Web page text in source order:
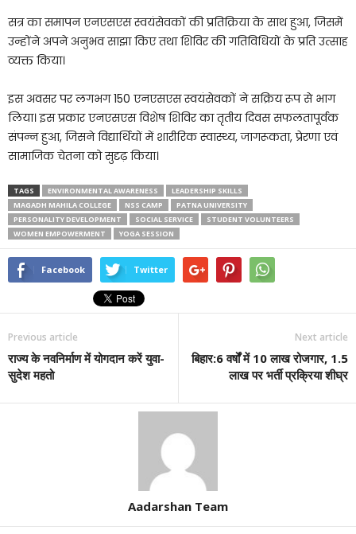
सत्र का समापन एनएसएस स्वयंसेवकों की प्रतिक्रिया के साथ हुआ, जिसमें
उन्होंने अपने अनुभव साझा किए तथा शिविर की गतिविधियों के प्रति उत्साह
व्यक्त किया।
इस अवसर पर लगभग 150 एनएसएस स्वयंसेवकों ने सक्रिय रूप से भाग
लिया। इस प्रकार एनएसएस विशेष शिविर का तृतीय दिवस सफलतापूर्वक
संपन्न हुआ, जिसने विद्यार्थियों में शारीरिक स्वास्थ्य, जागरूकता, प्रेरणा एवं
सामाजिक चेतना को सुदृढ़ किया।
TAGS ENVIRONMENTAL AWARENESS
LEADERSHIP SKILLS
MAGADH MAHILA COLLEGE
NSS CAMP
PATNA UNIVERSITY
PERSONALITY DEVELOPMENT
SOCIAL SERVICE
STUDENT VOLUNTEERS
WOMEN EMPOWERMENT
YOGA SESSION
Facebook Twitter
Previous article
राज्य के नवनिर्माण में योगदान करें युवा-
सुदेश महतो
Next article
बिहार:6 वर्षों में 10 लाख रोजगार, 1.5
लाख पर भर्ती प्रक्रिया शीघ्र
Aadarshan Team